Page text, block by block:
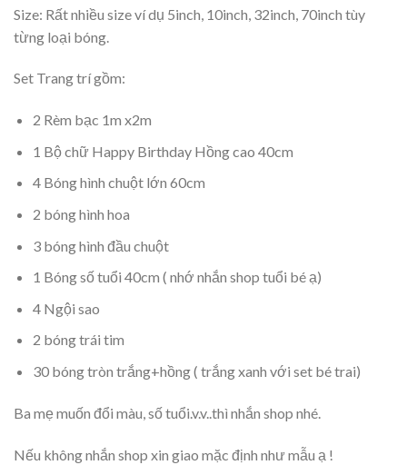
Size: Rất nhiều size ví dụ 5inch, 10inch, 32inch, 70inch tùy
từng loại bóng.
Set Trang trí gồm:
2 Rèm bạc 1m x2m
1 Bộ chữ Happy Birthday Hồng cao 40cm
4 Bóng hình chuột lớn 60cm
2 bóng hình hoa
3 bóng hình đầu chuột
1 Bóng số tuổi 40cm ( nhớ nhắn shop tuổi bé ạ)
4 Ngội sao
2 bóng trái tim
30 bóng tròn trắng+hồng ( trắng xanh với set bé trai)
Ba mẹ muốn đổi màu, số tuổi.v.v..thì nhắn shop nhé.
Nếu không nhắn shop xin giao mặc định như mẫu ạ !